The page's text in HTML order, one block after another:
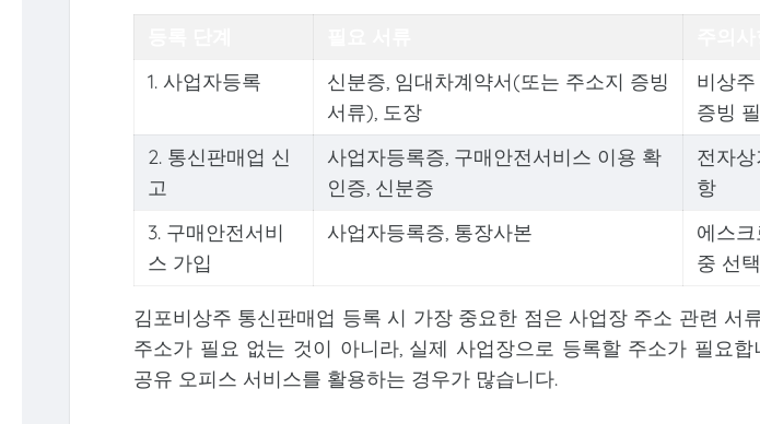
1. 사업자등록
신분증, 임대차계약서(또는 주소지 증빙
서류), 도장
비상
증빙
2. 통신판매업 신
고
사업자등록증, 구매안전서비스 이용 확
인증, 신분증
전자
항
3. 구매안전서비
스 가입
사업자등록증, 통장사본
에스
중 선택
김포비상주 통신판매업 등록 시 가장 중요한 점은 사업장 주소 관련 서
주소가 필요 없는 것이 아니라, 실제 사업장으로 등록할 주소가 필요
공유 오피스 서비스를 활용하는 경우가 많습니다.